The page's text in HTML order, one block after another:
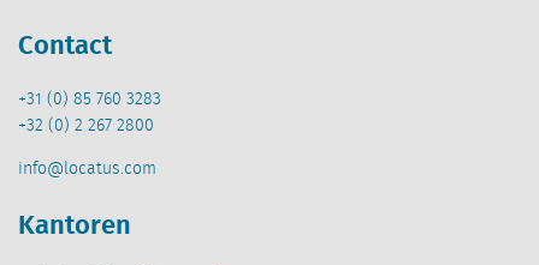
Contact
+31 (0) 85 760 3283
+32 (0) 2 267 2800
info@locatus.com
Kantoren